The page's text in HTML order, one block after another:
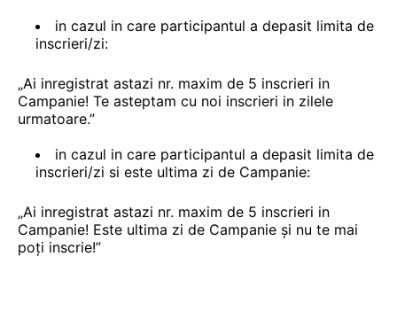
in cazul in care participantul a depasit limita de
inscrieri/zi:
„Ai inregistrat astazi nr. maxim de 5 inscrieri in
Campanie! Te asteptam cu noi inscrieri in zilele
urmatoare.”
in cazul in care participantul a depasit limita de
inscrieri/zi si este ultima zi de Campanie:
„Ai inregistrat astazi nr. maxim de 5 inscrieri in
Campanie! Este ultima zi de Campanie și nu te mai
poți inscrie!”